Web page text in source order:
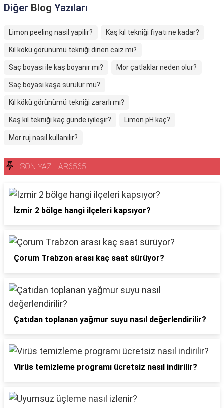
Diğer Blog Yazıları
Limon peeling nasil yapilir? Kaş kıl tekniği fiyatı ne kadar?
Kıl kökü görünümü tekniği dinen caiz mi?
Saç boyası ile kaş boyanır mı? Mor çatlaklar neden olur?
Saç boyası kaşa sürülür mü?
Kıl kökü görünümü tekniği zararlı mı?
Kaş kıl tekniği kaç günde iyileşir? Limon pH kaç?
Mor ruj nasıl kullanılır?
SON YAZILAR6565
İzmir 2 bölge hangi ilçeleri kapsıyor?
Çorum Trabzon arası kaç saat sürüyor?
Çatıdan toplanan yağmur suyu nasıl değerlendirilir?
Virüs temizleme programı ücretsiz nasıl indirilir?